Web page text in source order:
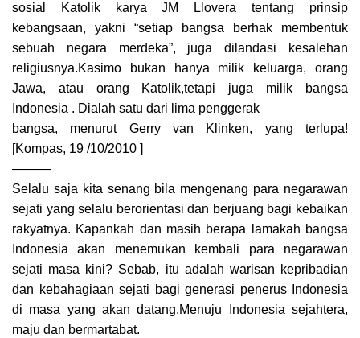
sosial Katolik karya JM Llovera tentang prinsip
kebangsaan, yakni “setiap bangsa berhak membentuk
sebuah negara merdeka”, juga dilandasi kesalehan
religiusnya.Kasimo bukan hanya milik keluarga, orang
Jawa, atau orang Katolik,tetapi juga milik bangsa
Indonesia . Dialah satu dari lima penggerak
bangsa, menurut Gerry van Klinken, yang terlupa!
[Kompas, 19 /10/2010 ]
———
Selalu saja kita senang bila mengenang para negarawan
sejati yang selalu berorientasi dan berjuang bagi kebaikan
rakyatnya. Kapankah dan masih berapa lamakah bangsa
Indonesia akan menemukan kembali para negarawan
sejati masa kini? Sebab, itu adalah warisan kepribadian
dan kebahagiaan sejati bagi generasi penerus Indonesia
di masa yang akan datang.Menuju Indonesia sejahtera,
maju dan bermartabat.